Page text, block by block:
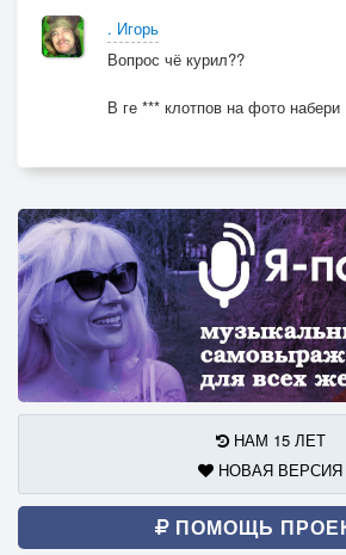
. Игорь
Вопрос чё курил??
В ге *** клотпов на фото набери
НАМ 15 ЛЕТ
НОВАЯ ВЕРСИЯ
ПОМОЩЬ